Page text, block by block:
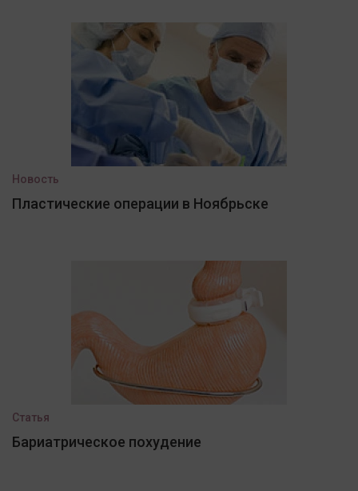
Новость
Пластические операции в Ноябрьске
Статья
Бариатрическое похудение